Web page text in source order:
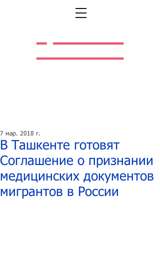
В Ташкенте готовят
Соглашение о признании
медицинских документов
мигрантов в России
7 мар. 2018 г.